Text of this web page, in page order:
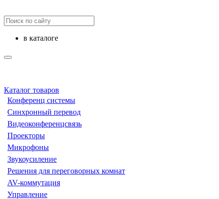
в каталоге
Каталог товаров
Конференц системы
Синхронный перевод
Видеоконференцсвязь
Проекторы
Микрофоны
Звукоусиление
Решения для переговорных комнат
AV-коммутация
Управление